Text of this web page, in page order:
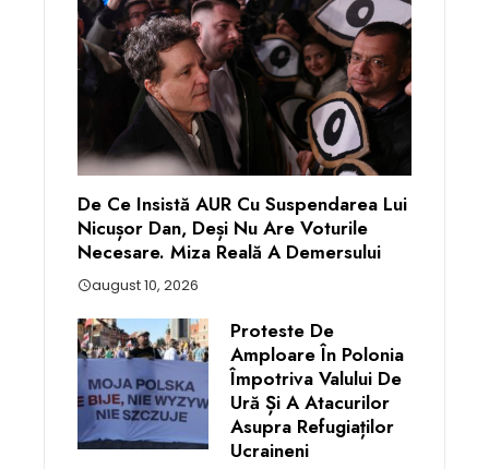
De Ce Insistă AUR Cu Suspendarea Lui
Nicușor Dan, Deși Nu Are Voturile
Necesare. Miza Reală A Demersului
august 10, 2026
Proteste De
Amploare În Polonia
Împotriva Valului De
Ură Și A Atacurilor
Asupra Refugiaților
Ucraineni